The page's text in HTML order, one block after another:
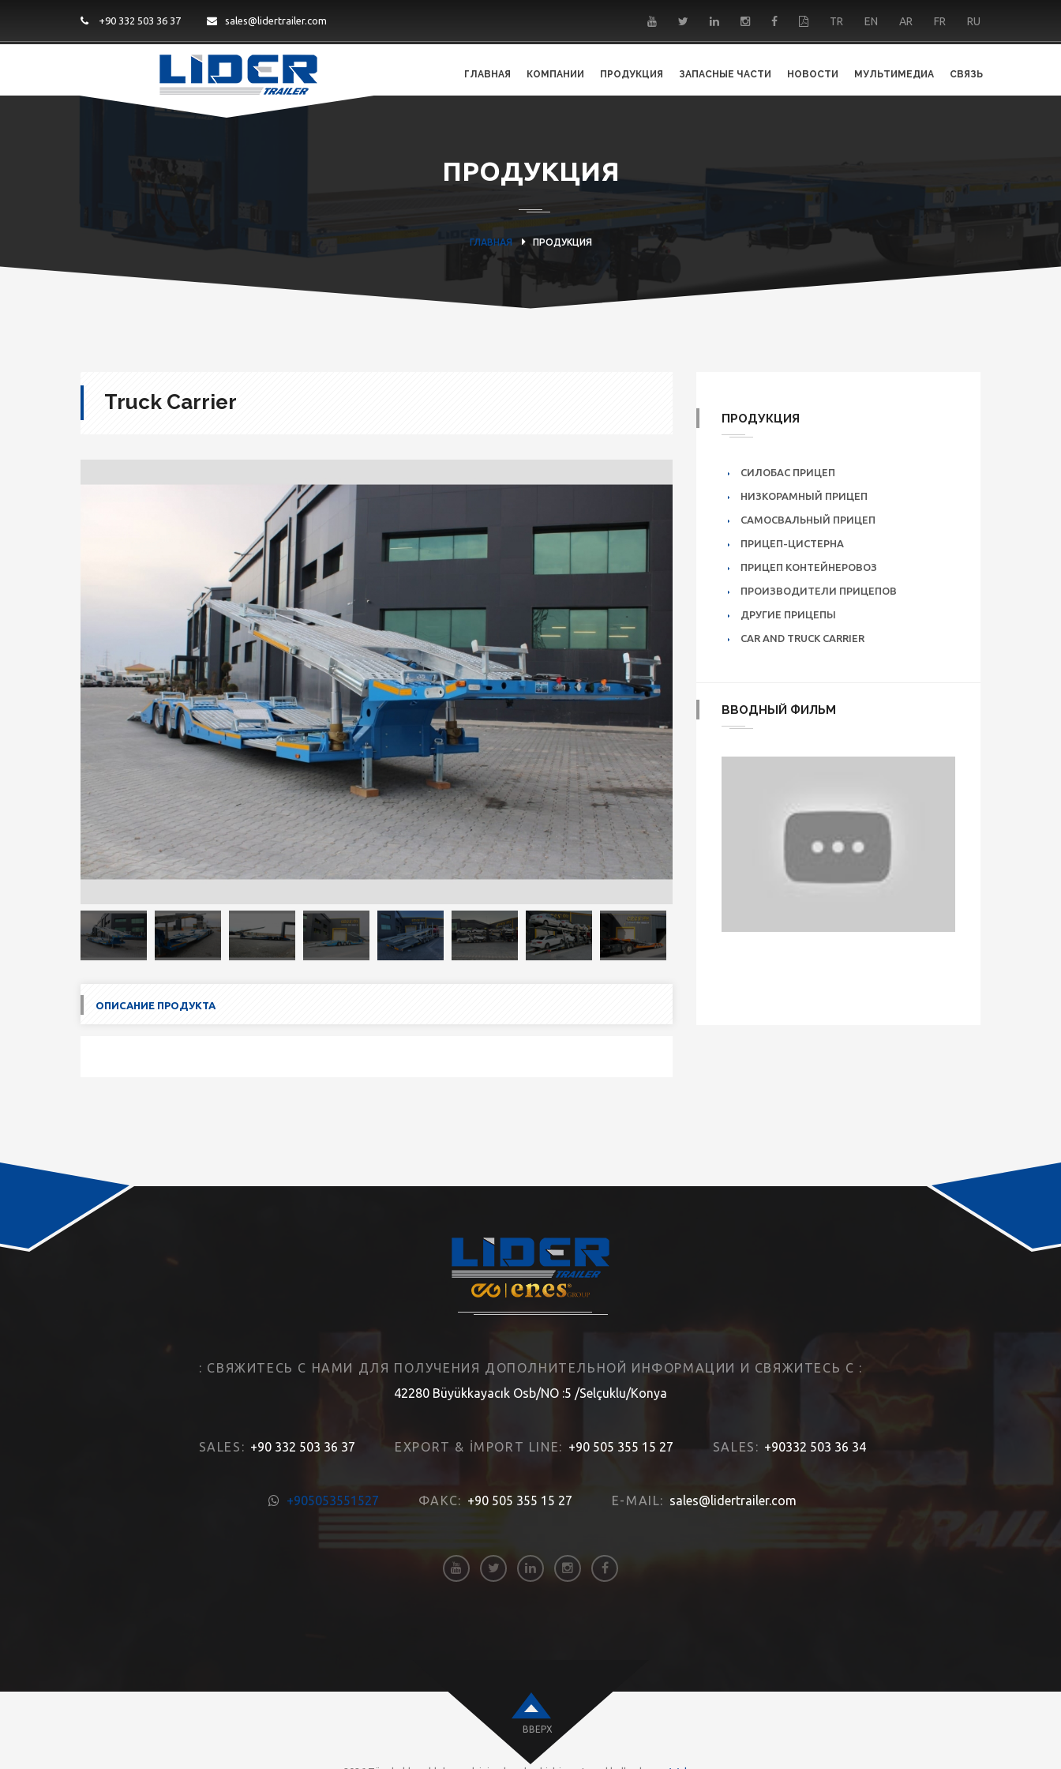
+90 332 503 36 37 sales@lidertrailer.com TR EN AR FR RU
ГЛАВНАЯ КОМПАНИИ ПРОДУКЦИЯ ЗАПАСНЫЕ ЧАСТИ НОВОСТИ МУЛЬТИМЕДИА СВЯЗЬ
ПРОДУКЦИЯ
ГЛАВНАЯ ПРОДУКЦИЯ
Truck Carrier
ОПИСАНИЕ ПРОДУКТА
ПРОДУКЦИЯ
СИЛОБАС ПРИЦЕП
НИЗКОРАМНЫЙ ПРИЦЕП
САМОСВАЛЬНЫЙ ПРИЦЕП
ПРИЦЕП-ЦИСТЕРНА
ПРИЦЕП КОНТЕЙНЕРОВОЗ
ПРОИЗВОДИТЕЛИ ПРИЦЕПОВ
ДРУГИЕ ПРИЦЕПЫ
CAR AND TRUCK CARRIER
ВВОДНЫЙ ФИЛЬМ
: СВЯЖИТЕСЬ С НАМИ ДЛЯ ПОЛУЧЕНИЯ ДОПОЛНИТЕЛЬНОЙ ИНФОРМАЦИИ И СВЯЖИТЕСЬ С :
42280 Büyükkayacık Osb/NO :5 /Selçuklu/Konya
SALES: +90 332 503 36 37 EXPORT & İMPORT LINE: +90 505 355 15 27 SALES: +90332 503 36 34
+905053551527 ФАКС: +90 505 355 15 27 E-MAIL: sales@lidertrailer.com
ВВЕРХ